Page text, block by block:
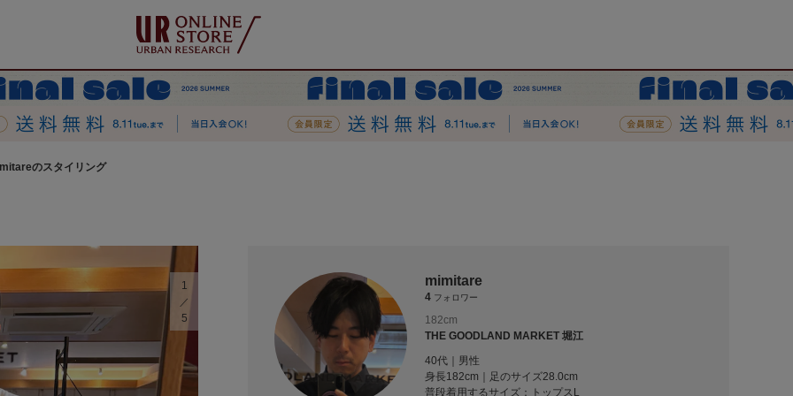
のスタイリング
1
5
mimitare
4 フォロワー
182cm
THE GOODLAND MARKET 堀江
40代｜男性
身長182cm｜足のサイズ28.0cm
普段着用するサイズ：
トップスL